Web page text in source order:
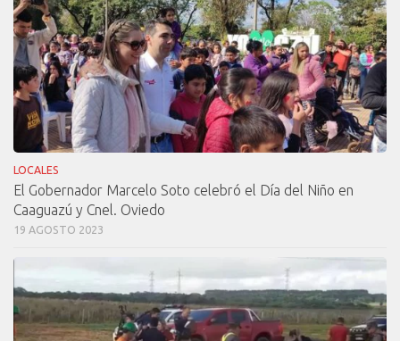
LOCALES
El Gobernador Marcelo Soto celebró el Día del Niño en
Caaguazú y Cnel. Oviedo
19 AGOSTO 2023